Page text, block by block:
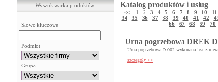
Wyszukiwarka produktów
Słowo kluczowe
Podmiot
Grupa
Katalog produktów i usług
<< 1 2 3 4 5 6 7 8 9 10
11
34
35 36 37 38 39 40 41 42
66
67 68 69 70
Urna pogrzebowa DREK
Urna pogrzebowa D-002 wykonana jest z
szczegóły >>